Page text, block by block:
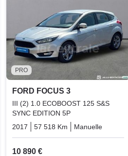
PRO
FORD FOCUS 3
III (2) 1.0 ECOBOOST 125 S&S
SYNC EDITION 5P
2017
57 518 Km Manuelle
10 890 €